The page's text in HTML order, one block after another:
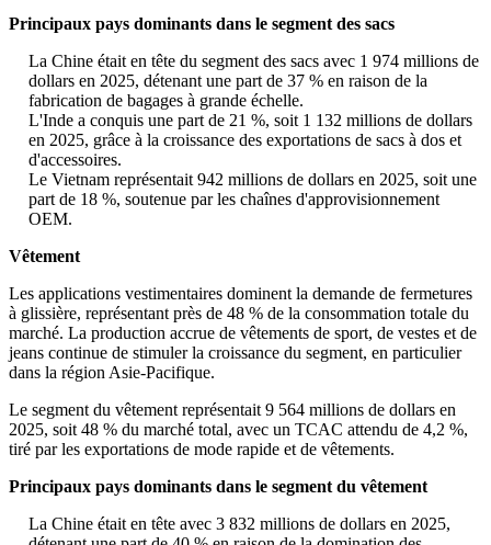
Principaux pays dominants dans le segment des sacs
La Chine était en tête du segment des sacs avec 1 974 millions de
dollars en 2025, détenant une part de 37 % en raison de la
fabrication de bagages à grande échelle.
L'Inde a conquis une part de 21 %, soit 1 132 millions de dollars
en 2025, grâce à la croissance des exportations de sacs à dos et
d'accessoires.
Le Vietnam représentait 942 millions de dollars en 2025, soit une
part de 18 %, soutenue par les chaînes d'approvisionnement
OEM.
Vêtement
Les applications vestimentaires dominent la demande de fermetures
à glissière, représentant près de 48 % de la consommation totale du
marché. La production accrue de vêtements de sport, de vestes et de
jeans continue de stimuler la croissance du segment, en particulier
dans la région Asie-Pacifique.
Le segment du vêtement représentait 9 564 millions de dollars en
2025, soit 48 % du marché total, avec un TCAC attendu de 4,2 %,
tiré par les exportations de mode rapide et de vêtements.
Principaux pays dominants dans le segment du vêtement
La Chine était en tête avec 3 832 millions de dollars en 2025,